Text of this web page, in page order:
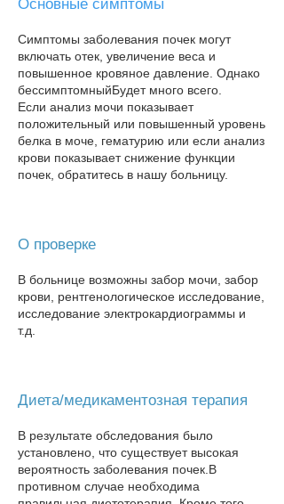
Основные симптомы
Симптомы заболевания почек могут
включать отек, увеличение веса и
повышенное кровяное давление. Однако
бессимптомныйБудет много всего.
Если анализ мочи показывает
положительный или повышенный уровень
белка в моче, гематурию или если анализ
крови показывает снижение функции
почек, обратитесь в нашу больницу​.
О проверке
В больнице возможны забор мочи, забор
крови, рентгенологическое исследование,
исследование электрокардиограммы и
т.д.
Диета/медикаментозная терапия
В результате обследования было
установлено, что существует высокая
вероятность заболевания почек. В
противном случае необходима